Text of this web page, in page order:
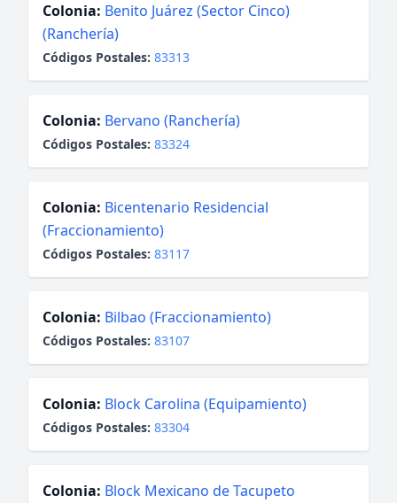
Colonia: Benito Juárez (Sector Cinco)
(Ranchería)
Códigos Postales: 83313
Colonia: Bervano (Ranchería)
Códigos Postales: 83324
Colonia: Bicentenario Residencial
(Fraccionamiento)
Códigos Postales: 83117
Colonia: Bilbao (Fraccionamiento)
Códigos Postales: 83107
Colonia: Block Carolina (Equipamiento)
Códigos Postales: 83304
Colonia: Block Mexicano de Tacupeto